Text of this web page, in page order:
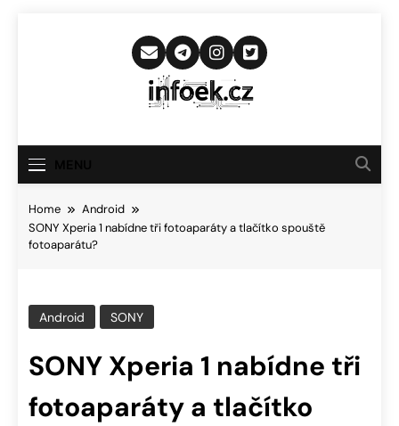
Infoek.cz
Novinkám
Home
Android
SONY Xperia 1 nabídne tři fotoaparáty a tlačítko spouště
fotoaparátu?
Android SONY
SONY Xperia 1 nabídne tři
fotoaparáty a tlačítko